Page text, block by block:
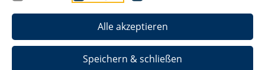
Alle akzeptieren
Speichern & schließen